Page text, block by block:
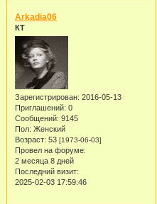
Arkadia06
КТ
Зарегистрирован: 2016-05-13
Приглашений: 0
Сообщений: 9145
Пол: Женский
Возраст: 53 [1973-06-03]
Провел на форуме:
2 месяца 8 дней
Последний визит:
2025-02-03 17:59:46